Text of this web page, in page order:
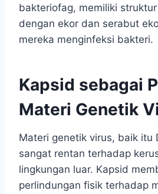
bakteriofag, memiliki
dengan ekor dan serabut
mereka menginfeksi bakteri.
Kapsid sebagai
Materi Genetik
Materi genetik virus, baik itu
sangat rentan terhadap
lingkungan luar. Kapsid
perlindungan fisik terhadap